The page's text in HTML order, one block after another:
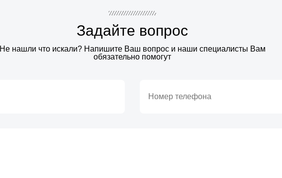
Задайте вопрос
Не нашли что искали? Напишите Ваш вопрос и наши специалисты Вам
обязательно помогут